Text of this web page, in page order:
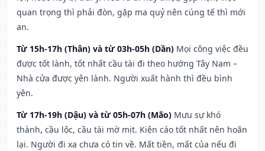
quan trọng thì phải đòn, gặp ma quỷ nên cúng tế thì mới
an.
Từ 15h-17h (Thân) và từ 03h-05h (Dần) Mọi công việc đều
được tốt lành, tốt nhất cầu tài đi theo hướng Tây Nam –
Nhà cửa được yên lành. Người xuất hành thì đều bình
yên.
Từ 17h-19h (Dậu) và từ 05h-07h (Mão) Mưu sự khó
thành, cầu lộc, cầu tài mờ mịt. Kiện cáo tốt nhất nên hoãn
lại. Người đi xa chưa có tin về. Mất tiền, mất của nếu đi